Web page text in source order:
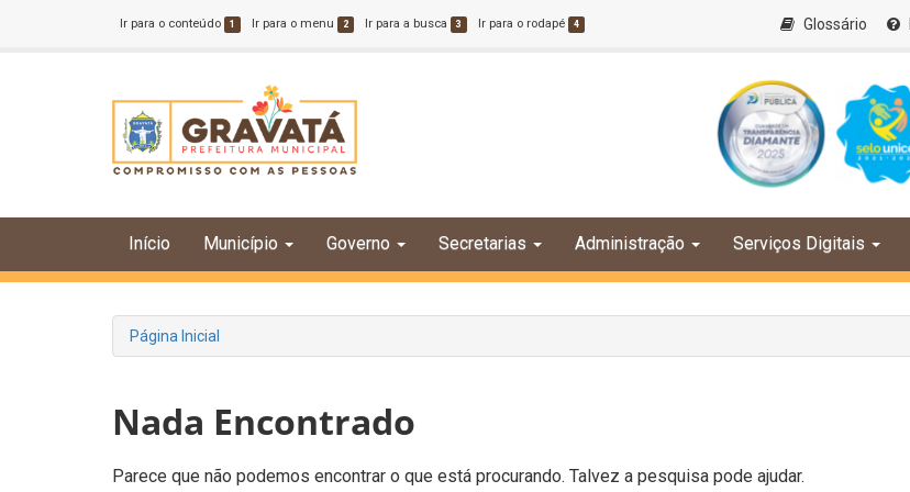
Ir para o conteúdo 1 Ir para o menu 2 Ir para a busca 3 Ir para o rodapé 4 Glossário
Início Município Governo Secretarias Administração Serviços Digitais
Página Inicial
Nada Encontrado
Parece que não podemos encontrar o que está procurando. Talvez a pesquisa pode ajudar.